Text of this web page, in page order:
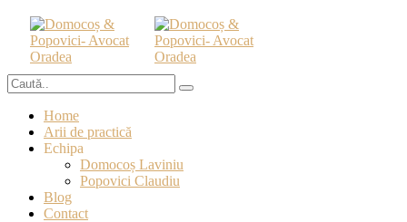
Home
Arii de practică
Echipa
Domocoș Laviniu
Popovici Claudiu
Blog
Contact